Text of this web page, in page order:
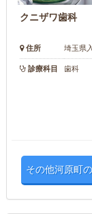
クニザワ歯科
住所 埼玉県
診療科目 歯科
その他河原町